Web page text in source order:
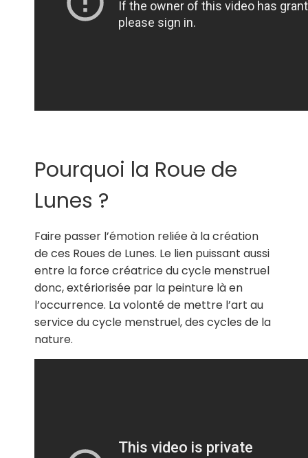
Pourquoi la Roue de
Lunes ?
Faire passer l’émotion reliée à la création
de ces Roues de Lunes. Le lien puissant aussi
entre la force créatrice du cycle menstruel
donc, extériorisée par la peinture là en
l’occurrence. La volonté de mettre l’art au
service du cycle menstruel, des cycles de la
nature.